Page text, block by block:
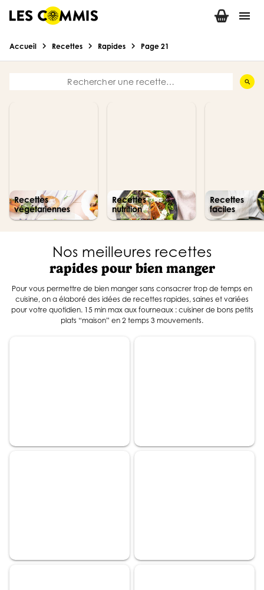
menu
Accueil chevron_right Recettes chevron_right Rapides chevron_right Page 21
Nos meilleures recettes
rapides pour bien manger
Pour vous permettre de bien manger sans consacrer trop de temps en
cuisine, on a élaboré des idées de recettes rapides, saines et variées
pour votre quotidien. 15 min max aux fourneaux : cuisiner de bons petits
plats “maison” en 2 temps 3 mouvements.
search
Recettes
végétariennes
Recettes
nutrition
Recettes
faciles